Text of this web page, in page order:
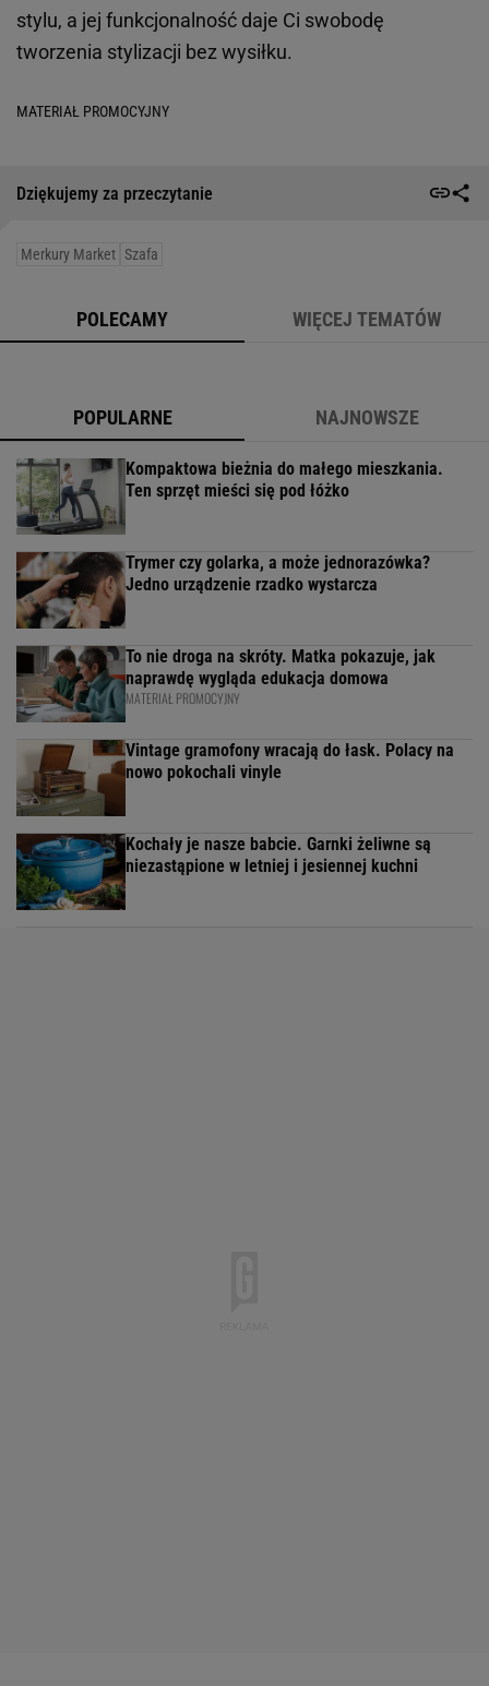
stylu, a jej funkcjonalność daje Ci swobodę
tworzenia stylizacji bez wysiłku.
MATERIAŁ PROMOCYJNY
Dziękujemy za przeczytanie
Merkury Market Szafa
POLECAMY WIĘCEJ TEMATÓW
POPULARNE NAJNOWSZE
Kompaktowa bieżnia do małego mieszkania.
Ten sprzęt mieści się pod łóżko
Trymer czy golarka, a może jednorazówka?
Jedno urządzenie rzadko wystarcza
To nie droga na skróty. Matka pokazuje, jak
naprawdę wygląda edukacja domowa
MATERIAŁ PROMOCYJNY
Vintage gramofony wracają do łask. Polacy na
nowo pokochali vinyle
Kochały je nasze babcie. Garnki żeliwne są
niezastąpione w letniej i jesiennej kuchni